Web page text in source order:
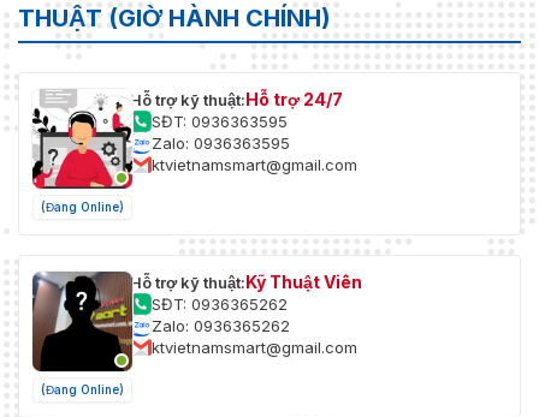
THUẬT (GIỜ HÀNH CHÍNH)
(Đang Online)
Hỗ trợ kỹ thuật:Hỗ trợ 24/7
SĐT: 0936363595
Zalo: 0936363595
ktvietnamsmart@gmail.com
(Đang Online)
Hỗ trợ kỹ thuật:Kỹ Thuật Viên
SĐT: 0936365262
Zalo: 0936365262
ktvietnamsmart@gmail.com